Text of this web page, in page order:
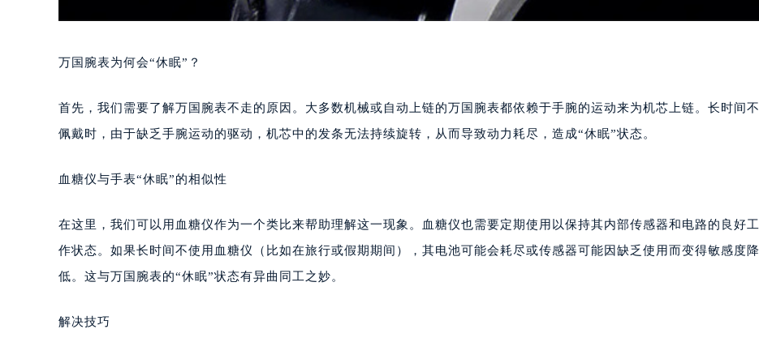
万国腕表为何会“休眠”？
首先，我们需要了解万国腕表不走的原因。大多数机械或自动上链的万国腕表都依赖于手腕的运动来为机芯上链。长时间不
佩戴时，由于缺乏手腕运动的驱动，机芯中的发条无法持续旋转，从而导致动力耗尽，造成“休眠”状态。
血糖仪与手表“休眠”的相似性
在这里，我们可以用血糖仪作为一个类比来帮助理解这一现象。血糖仪也需要定期使用以保持其内部传感器和电路的良好工
作状态。如果长时间不使用血糖仪（比如在旅行或假期期间），其电池可能会耗尽或传感器可能因缺乏使用而变得敏感度降
低。这与万国腕表的“休眠”状态有异曲同工之妙。
解决技巧